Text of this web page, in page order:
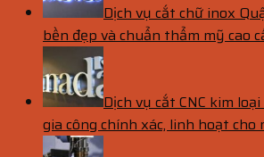
Dịch vụ cắt chữ inox
bền đẹp và chuẩn thẩm mỹ cao
Dịch vụ cắt CNC kim
gia công chính xác, linh hoạt cho